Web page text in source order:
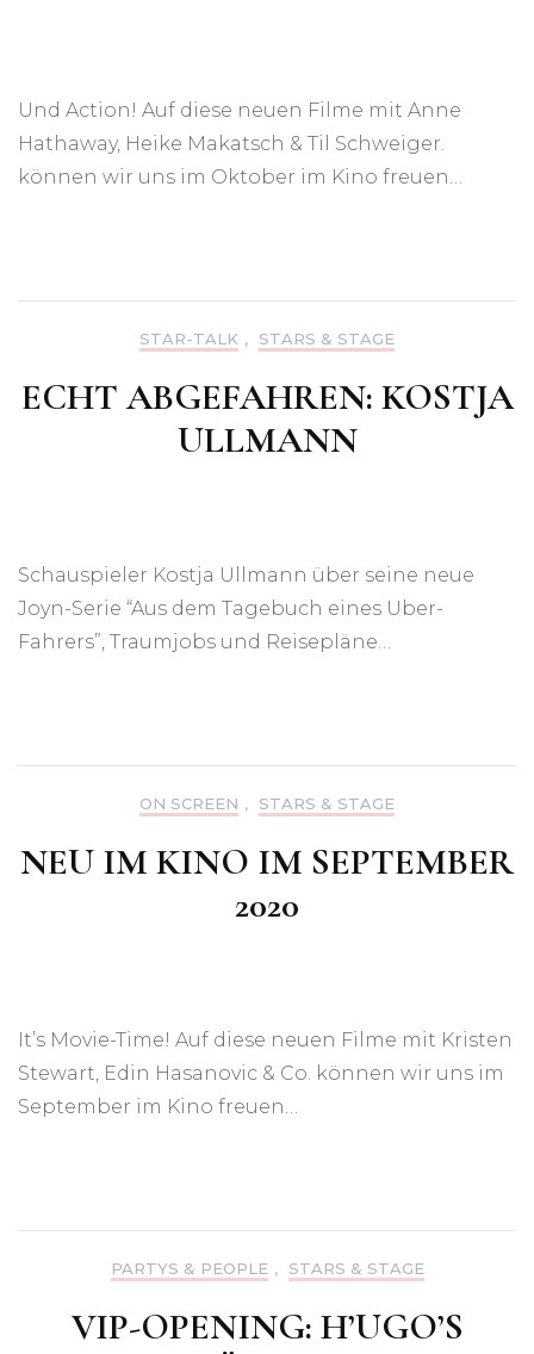
Und Action! Auf diese neuen Filme mit Anne
Hathaway, Heike Makatsch & Til Schweiger.
können wir uns im Oktober im Kino freuen…
STAR-TALK , STARS & STAGE
ECHT ABGEFAHREN: KOSTJA
ULLMANN
Schauspieler Kostja Ullmann über seine neue
Joyn-Serie “Aus dem Tagebuch eines Uber-
Fahrers”, Traumjobs und Reisepläne…
ON SCREEN , STARS & STAGE
NEU IM KINO IM SEPTEMBER
2020
It’s Movie-Time! Auf diese neuen Filme mit Kristen
Stewart, Edin Hasanovic & Co. können wir uns im
September im Kino freuen…
PARTYS & PEOPLE , STARS & STAGE
VIP-OPENING: H’UGO’S